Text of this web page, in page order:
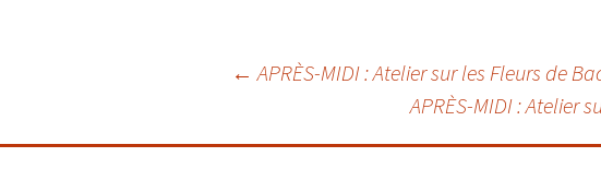
← APRÈS-MIDI : Atelier sur les Fleurs de
APRÈS-MIDI : Atelier